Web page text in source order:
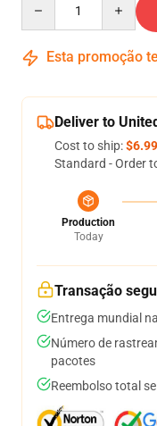
Esta promoção
Deliver to
Cost to ship:$6.99
Standard - Order
Production
Today
Transação
Entrega mundial
Número de
pacotes
Reembolso total